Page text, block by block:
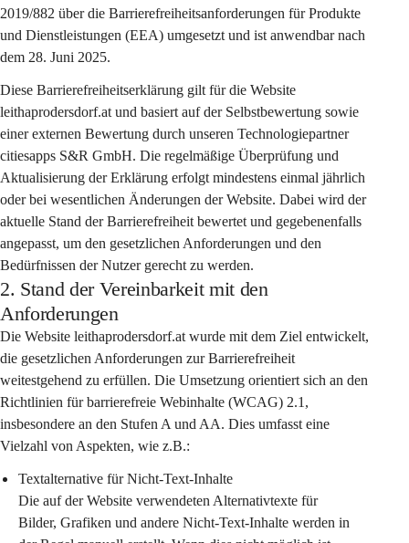
2019/882 über die Barrierefreiheitsanforderungen für Produkte
und Dienstleistungen (EEA) umgesetzt und ist anwendbar nach
dem 28. Juni 2025.
Diese Barrierefreiheitserklärung gilt für die Website
leithaprodersdorf.at und basiert auf der Selbstbewertung sowie
einer externen Bewertung durch unseren Technologiepartner
citiesapps S&R GmbH. Die regelmäßige Überprüfung und
Aktualisierung der Erklärung erfolgt mindestens einmal jährlich
oder bei wesentlichen Änderungen der Website. Dabei wird der
aktuelle Stand der Barrierefreiheit bewertet und gegebenenfalls
angepasst, um den gesetzlichen Anforderungen und den
Bedürfnissen der Nutzer gerecht zu werden.
2. Stand der Vereinbarkeit mit den
Anforderungen
Die Website leithaprodersdorf.at wurde mit dem Ziel entwickelt,
die gesetzlichen Anforderungen zur Barrierefreiheit
weitestgehend zu erfüllen. Die Umsetzung orientiert sich an den
Richtlinien für barrierefreie Webinhalte (WCAG) 2.1,
insbesondere an den Stufen A und AA. Dies umfasst eine
Vielzahl von Aspekten, wie z.B.:
Textalternative für Nicht-Text-Inhalte
Die auf der Website verwendeten Alternativtexte für
Bilder, Grafiken und andere Nicht-Text-Inhalte werden in